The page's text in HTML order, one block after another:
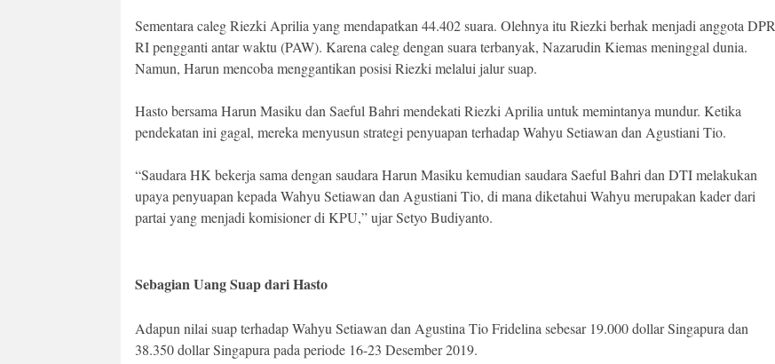
Sementara caleg Riezki Aprilia yang mendapatkan 44.402 suara. Olehnya itu Riezki berhak menjadi anggota DPR
RI pengganti antar waktu (PAW). Karena caleg dengan suara terbanyak, Nazarudin Kiemas meninggal dunia.
Namun, Harun mencoba menggantikan posisi Riezki melalui jalur suap.
Hasto bersama Harun Masiku dan Saeful Bahri mendekati Riezki Aprilia untuk memintanya mundur. Ketika
pendekatan ini gagal, mereka menyusun strategi penyuapan terhadap Wahyu Setiawan dan Agustiani Tio.
“Saudara HK bekerja sama dengan saudara Harun Masiku kemudian saudara Saeful Bahri dan DTI melakukan
upaya penyuapan kepada Wahyu Setiawan dan Agustiani Tio, di mana diketahui Wahyu merupakan kader dari
partai yang menjadi komisioner di KPU,” ujar Setyo Budiyanto.
Sebagian Uang Suap dari Hasto
Adapun nilai suap terhadap Wahyu Setiawan dan Agustina Tio Fridelina sebesar 19.000 dollar Singapura dan
38.350 dollar Singapura pada periode 16-23 Desember 2019.